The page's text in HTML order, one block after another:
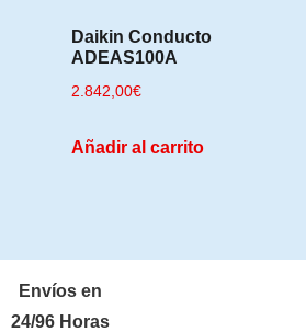
Daikin Conducto
ADEAS100A
2.842,00€
Añadir al carrito
Envíos en
24/96 Horas